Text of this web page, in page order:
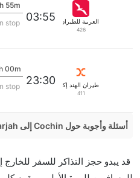
العربية للطيران
426
03:55
55m
stop
طيران الهند إكسبرس
411
23:30
00m
stop
أسئلة وأجوبة حول Cochin إلى Sharjah الرحلات الجوية
مباشرة من إلىالشارقة مما
قد يبدو حجز التذاكر للسفر للخارج